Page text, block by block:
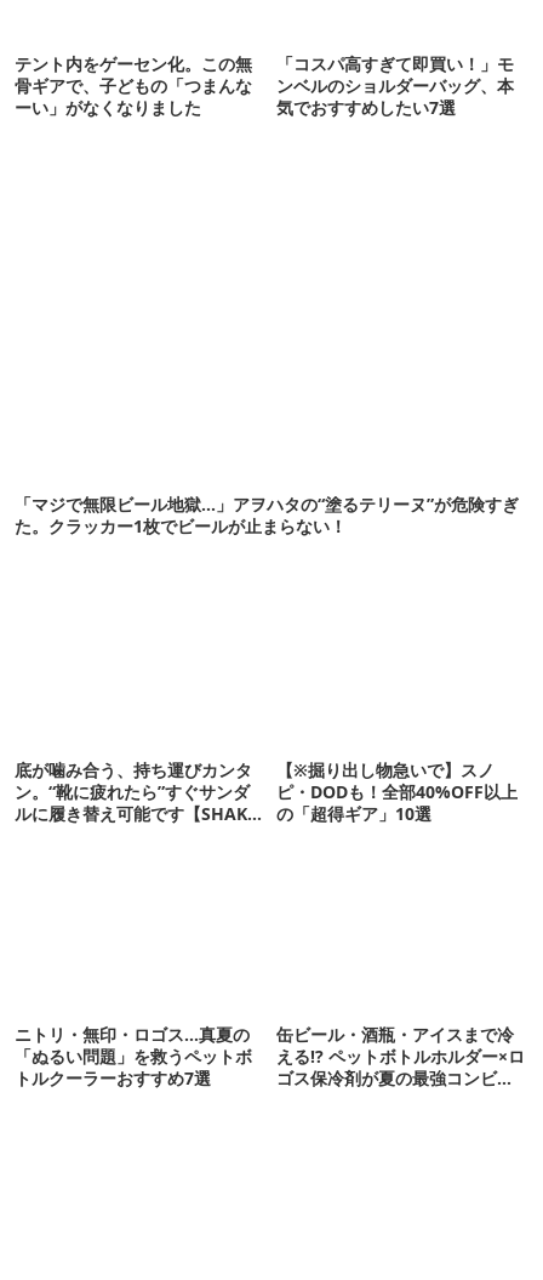
テント内をゲーセン化。この無
骨ギアで、子どもの「つまんな
ーい」がなくなりました
「コスパ高すぎて即買い！」モ
ンベルのショルダーバッグ、本
気でおすすめしたい7選
「マジで無限ビール地獄…」アヲハタの“塗るテリーヌ”が危険すぎ
た。クラッカー1枚でビールが止まらない！
底が噛み合う、持ち運びカンタ
ン。“靴に疲れたら”すぐサンダ
ルに履き替え可能です【SHAKA
【※掘り出し物急いで】スノ
ピ・DODも！全部40%OFF以上
の「超得ギア」10選
ニトリ・無印・ロゴス…真夏の
「ぬるい問題」を救うペットボ
トルクーラーおすすめ7選
缶ビール・酒瓶・アイスまで冷
える!? ペットボトルホルダー×ロ
ゴス保冷剤が夏の最強コンビだ